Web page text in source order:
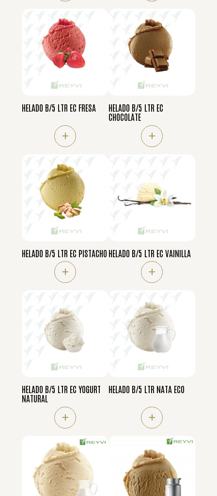
HELADO B/5 LTR EC FRESA
+
HELADO B/5 LTR EC
CHOCOLATE
+
HELADO B/5 LTR EC PISTACHO
+
HELADO B/5 LTR EC VAINILLA
+
HELADO B/5 LTR EC YOGURT
NATURAL
+
HELADO B/5 LTR NATA ECO
+